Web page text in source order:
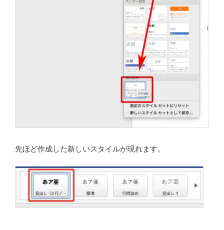
先ほど作成した新しいスタイルが現れます。